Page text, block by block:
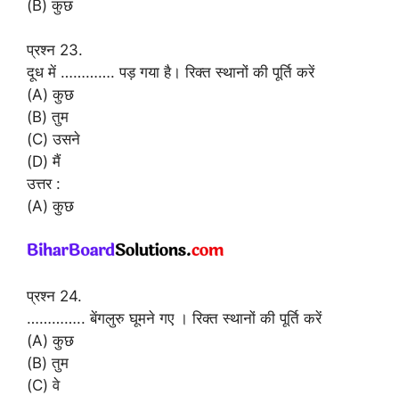
(B) कुछ
प्रश्न 23.
दूध में …………. पड़ गया है। रिक्त स्थानों की पूर्ति करें
(A) कुछ
(B) तुम
(C) उसने
(D) मैं
उत्तर :
(A) कुछ
प्रश्न 24.
………….. बेंगलुरु घूमने गए । रिक्त स्थानों की पूर्ति करें
(A) कुछ
(B) तुम
(C) वे